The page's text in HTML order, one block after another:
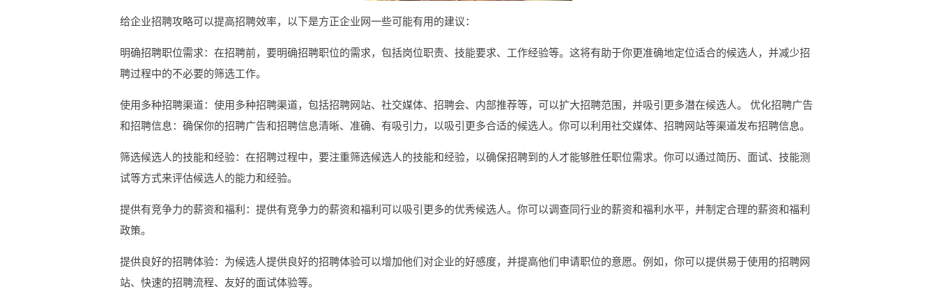
给企业招聘攻略可以提高招聘效率，以下是方正企业网一些可能有用的建议：
明确招聘职位需求：在招聘前，要明确招聘职位的需求，包括岗位职责、技能要求、工作经验等。这将有助于你更准确地定位适合的候选人，并减少招
聘过程中的不必要的筛选工作。
使用多种招聘渠道：使用多种招聘渠道，包括招聘网站、社交媒体、招聘会、内部推荐等，可以扩大招聘范围，并吸引更多潜在候选人。 优化招聘广告
和招聘信息：确保你的招聘广告和招聘信息清晰、准确、有吸引力，以吸引更多合适的候选人。你可以利用社交媒体、招聘网站等渠道发布招聘信息。
筛选候选人的技能和经验：在招聘过程中，要注重筛选候选人的技能和经验，以确保招聘到的人才能够胜任职位需求。你可以通过简历、面试、技能测
试等方式来评估候选人的能力和经验。
提供有竞争力的薪资和福利：提供有竞争力的薪资和福利可以吸引更多的优秀候选人。你可以调查同行业的薪资和福利水平，并制定合理的薪资和福利
政策。
提供良好的招聘体验：为候选人提供良好的招聘体验可以增加他们对企业的好感度，并提高他们申请职位的意愿。例如，你可以提供易于使用的招聘网
站、快速的招聘流程、友好的面试体验等。